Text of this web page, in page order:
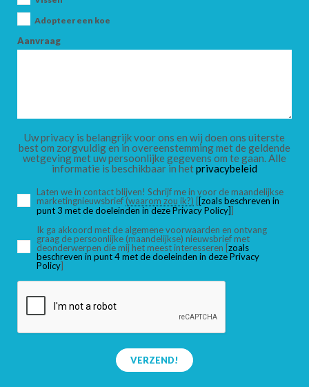
Adopteer een koe
Aanvraag
Uw privacy is belangrijk voor ons en wij doen ons uiterste
best om zorgvuldig en in overeenstemming met de geldende
wetgeving met uw persoonlijke gegevens om te gaan. Alle
informatie is beschikbaar in hetprivacybeleid
Laten we in contact blijven! Schrijf me in voor de maandelijkse
marketingnieuwsbrief (waarom zou ik?) [[zoals beschreven in
punt 3 met de doeleinden in deze Privacy Policy]]
Ik ga akkoord met de algemene voorwaarden en ontvang
graag de persoonlijke (maandelijkse) nieuwsbrief met
deonderwerpen die mij het meest interesseren [zoals
beschreven in punt 4 met de doeleinden in deze Privacy
Policy]
VERZEND!